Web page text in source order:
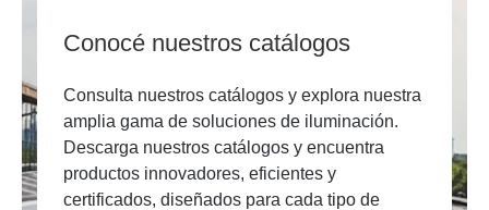
Conocé nuestros catálogos
Consulta nuestros catálogos y explora nuestra
amplia gama de soluciones de iluminación.
Descarga nuestros catálogos y encuentra
productos innovadores, eficientes y
certificados, diseñados para cada tipo de